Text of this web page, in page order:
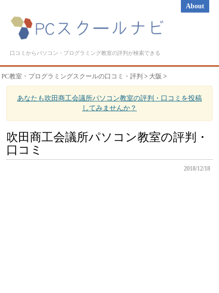
About
口コミからパソコン・プログラミング教室の評判が検索できる
PC教室・プログラミングスクールの口コミ・評判 > 大阪 >
あなたも吹田商工会議所パソコン教室の評判・口コミを投稿
してみませんか？
吹田商工会議所パソコン教室の評判・
口コミ
2018/12/18